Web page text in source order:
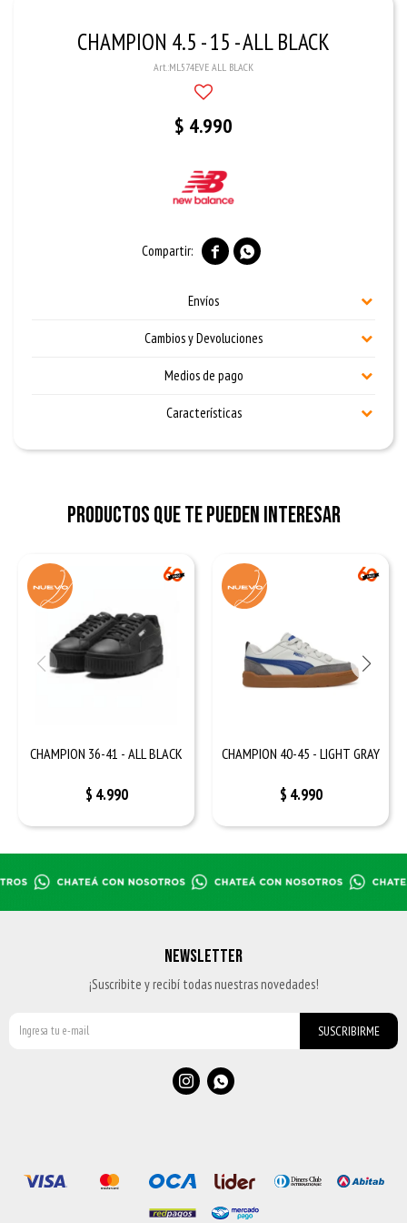
CHAMPION 4.5 - 15 - ALL BLACK
ML574EVE ALL BLACK
$ 4.990
 
Envíos
Cambios y Devoluciones
Medios de pago
Características
Productos que te pueden interesar
CHAMPION 36-41 - ALL BLACK
$ 4.990
CHAMPION 40-45 - LIGHT GRAY
$ 4.990
NEWSLETTER
¡Suscribite y recibí todas nuestras novedades!
SUSCRIBIRME
 